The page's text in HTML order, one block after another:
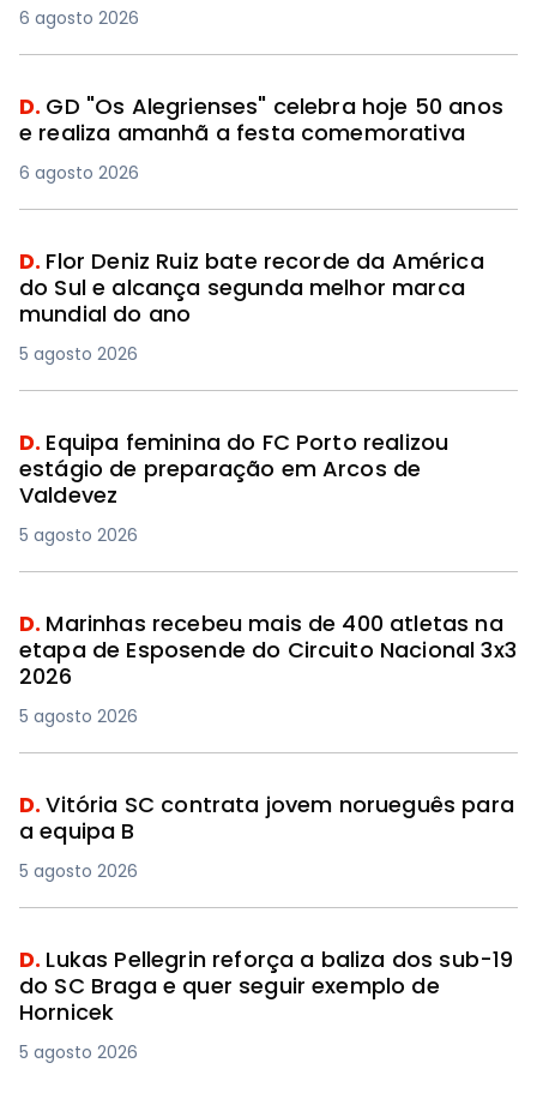
6 agosto 2026
D. GD "Os Alegrienses" celebra hoje 50 anos
e realiza amanhã a festa comemorativa
6 agosto 2026
D. Flor Deniz Ruiz bate recorde da América
do Sul e alcança segunda melhor marca
mundial do ano
5 agosto 2026
D. Equipa feminina do FC Porto realizou
estágio de preparação em Arcos de
Valdevez
5 agosto 2026
D. Marinhas recebeu mais de 400 atletas na
etapa de Esposende do Circuito Nacional 3x3
2026
5 agosto 2026
D.Vitória SC contrata jovem norueguês para
a equipa B
5 agosto 2026
D. Lukas Pellegrin reforça a baliza dos sub-19
do SC Braga e quer seguir exemplo de
Hornicek
5 agosto 2026